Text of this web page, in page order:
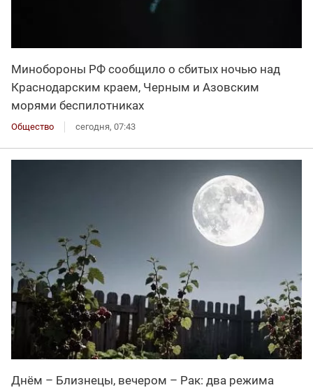
Минобороны РФ сообщило о сбитых ночью над
Краснодарским краем, Черным и Азовским
морями беспилотниках
Общество сегодня, 07:43
Днём – Близнецы, вечером – Рак: два режима